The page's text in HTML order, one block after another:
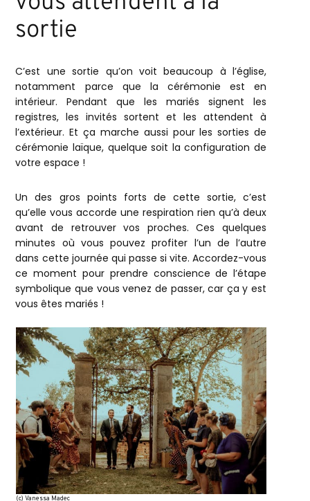
sortie
C’est une sortie qu’on voit beaucoup à l’église,
notamment parce que la cérémonie est en
intérieur. Pendant que les mariés signent les
registres, les invités sortent et les attendent à
l’extérieur. Et ça marche aussi pour les sorties de
cérémonie laïque, quelque soit la configuration de
votre espace !
Un des gros points forts de cette sortie, c’est
qu’elle vous accorde une respiration rien qu’à deux
avant de retrouver vos proches. Ces quelques
minutes où vous pouvez profiter l’un de l’autre
dans cette journée qui passe si vite. Accordez-vous
ce moment pour prendre conscience de l’étape
symbolique que vous venez de passer, car ça y est
vous êtes mariés !
(c) Vanessa Madec